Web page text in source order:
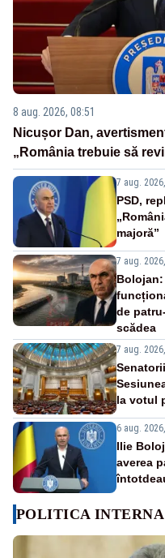
8 aug. 2026, 08:51
Nicușor Dan,
„România trebuie să
7 aug.
PSD,
majoră”
7 aug.
de
scădea
7 aug.
la votul
6 aug.
Ilie
averea
POLITICA